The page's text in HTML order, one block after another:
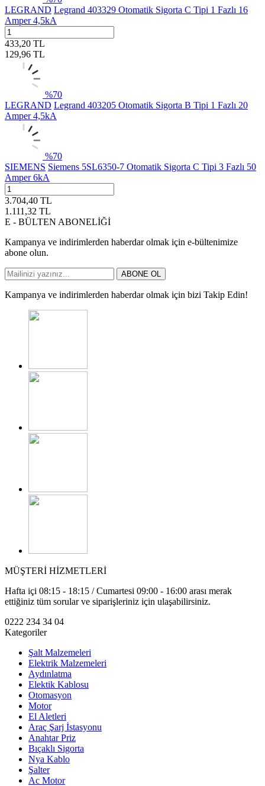
LEGRAND Legrand 403329 Otomatik Sigorta C Tipi 1 Fazlı 16
Amper 4,5kA
433,20 TL
129,96 TL
%70
LEGRAND Legrand 403205 Otomatik Sigorta B Tipi 1 Fazlı 20
Amper 4,5kA
%70
SIEMENS Siemens 5SL6350-7 Otomatik Sigorta C Tipi 3 Fazlı 50
Amper 6kA
3.704,40 TL
1.111,32 TL
E - BÜLTEN ABONELİĞİ
Kampanya ve indirimlerden haberdar olmak için e-bültenimize
abone olun.
ABONE OL
Kampanya ve indirimlerden haberdar olmak için bizi Takip Edin!
MÜŞTERİ HİZMETLERİ
Hafta içi 08:15 - 18:15 / Cumartesi 09:00 - 16:00 arası merak
ettiğiniz tüm sorular ve siparişleriniz için ulaşabilirsiniz.
0222 234 34 04
Kategoriler
Şalt Malzemeleri
Elektrik Malzemeleri
Aydınlatma
Elektik Kablosu
Otomasyon
Motor
El Aletleri
Araç Şarj İstasyonu
Anahtar Priz
Bıçaklı Sigorta
Nya Kablo
Şalter
Ac Motor